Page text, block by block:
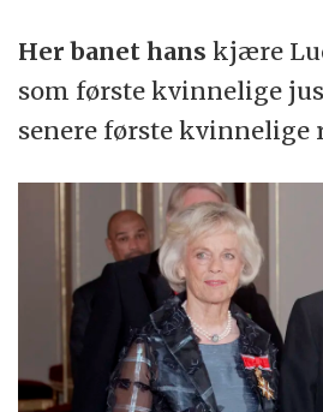
Her banet hans kjære
som første kvinnelige
senere første kvinnelige